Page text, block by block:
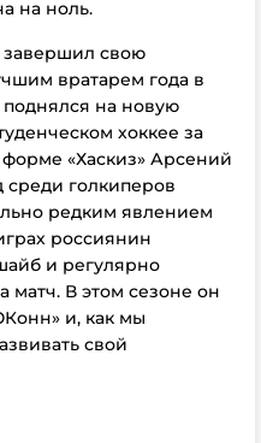
на ноль.
свою
вратарем года в
на новую
хоккее за
«Хаскиз» Арсений
голкиперов
редким явлением
россиянин
и регулярно
матч. В этом сезоне он
и, как мы
свой